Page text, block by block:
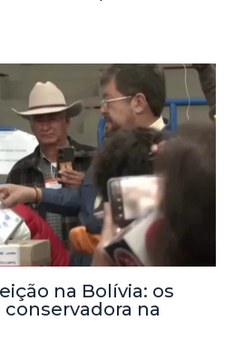
na Bolívia: os
na